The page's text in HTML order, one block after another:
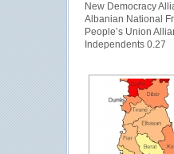
New Democracy
Albanian National
People’s Union
Independents 0.27